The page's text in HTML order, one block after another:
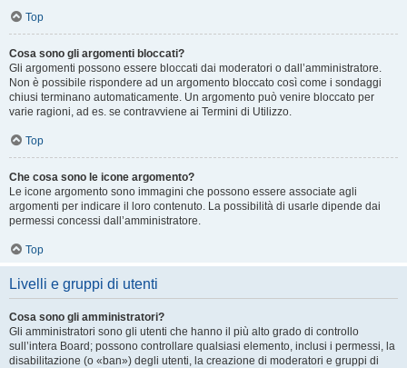
Top
Cosa sono gli argomenti bloccati?
Gli argomenti possono essere bloccati dai moderatori o dall’amministratore.
Non è possibile rispondere ad un argomento bloccato così come i sondaggi
chiusi terminano automaticamente. Un argomento può venire bloccato per
varie ragioni, ad es. se contravviene ai Termini di Utilizzo.
Top
Che cosa sono le icone argomento?
Le icone argomento sono immagini che possono essere associate agli
argomenti per indicare il loro contenuto. La possibilità di usarle dipende dai
permessi concessi dall’amministratore.
Top
Livelli e gruppi di utenti
Cosa sono gli amministratori?
Gli amministratori sono gli utenti che hanno il più alto grado di controllo
sull’intera Board; possono controllare qualsiasi elemento, inclusi i permessi, la
disabilitazione (o «ban») degli utenti, la creazione di moderatori e gruppi di